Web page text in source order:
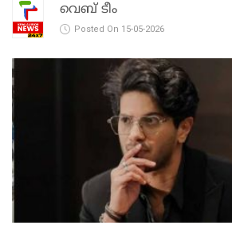
വെബ് ടീം
Posted On 15-05-2026